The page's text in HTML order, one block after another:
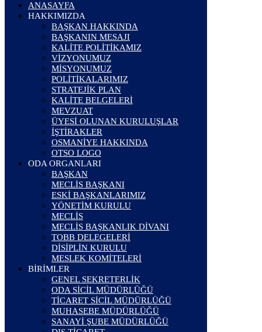
ANASAYFA
HAKKIMIZDA
BAŞKAN HAKKINDA
BAŞKANIN MESAJI
KALİTE POLİTİKAMIZ
VİZYONUMUZ
MİSYONUMUZ
POLİTİKALARIMIZ
STRATEJİK PLAN
KALİTE BELGELERİ
MEVZUAT
ÜYESİ OLUNAN KURULUŞLAR
İŞTİRAKLER
OSMANİYE HAKKINDA
OTSO LOGO
ODA ORGANLARI
BAŞKAN
MECLİS BAŞKANI
ESKİ BAŞKANLARIMIZ
YÖNETİM KURULU
MECLİS
MECLİS BAŞKANLIK DİVANI
TOBB DELEGELERİ
DİSİPLİN KURULU
MESLEK KOMİTELERİ
BİRİMLER
GENEL SEKRETERLİK
ODA SİCİL MÜDÜRLÜĞÜ
TİCARET SİCİL MÜDÜRLÜĞÜ
MUHASEBE MÜDÜRLÜĞÜ
SANAYİ ŞUBE MÜDÜRLÜĞÜ